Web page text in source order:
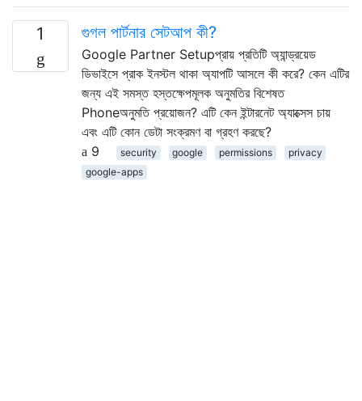
1 গুগল পার্টনার সেটআপ কী?
Google Partner Setupপ্রায় প্রতিটি অ্যান্ড্রয়েড
ডিভাইসে প্রাক ইনস্টল থাকা অ্যাপটি আসলে কী করে? কেন এটির
জন্য এই সমস্ত হস্তক্ষেপমূলক অনুমতির বিশেষত
Phoneঅনুমতি প্রয়োজন? এটি কেন ইন্টারনেট অ্যাক্সেস চায়
এবং এটি কোন ডেটা সংক্রমণ বা গ্রহণ করছে?
9
security google permissions
privacy
google-apps